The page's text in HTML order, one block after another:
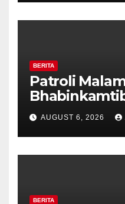
BERITA
Patroli
Pilar
Perkuat
Diajak
AUGUST 6, 2026
BERITA